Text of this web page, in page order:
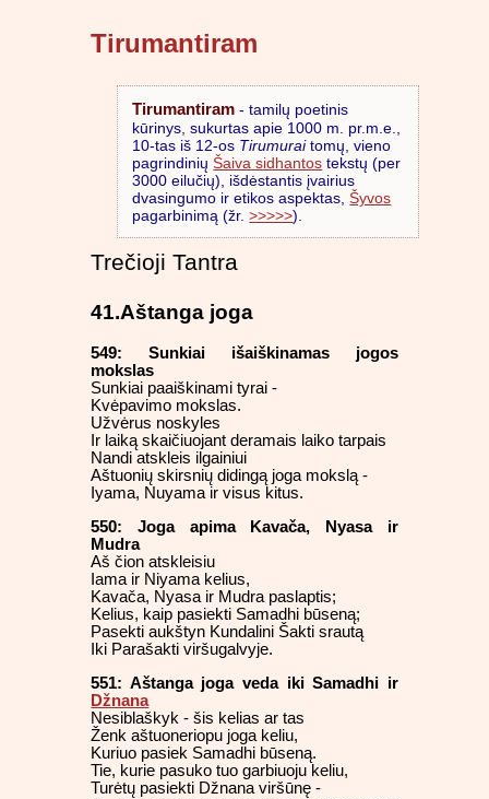
Tirumantiram
Tirumantiram - tamilų poetinis
kūrinys, sukurtas apie 1000 m. pr.m.e.,
10-tas iš 12-os Tirumuraitomų, vieno
pagrindiniųŠaiva sidhantos tekstų (per
3000 eilučių), išdėstantis įvairius
dvasingumo ir etikos aspektas,Šyvos
pagarbinimą (žr.>>>>>).
Trečioji Tantra
41.Aštanga joga
549: Sunkiai išaiškinamas jogos
mokslas
Sunkiai paaiškinami tyrai -
Kvėpavimo mokslas.
Užvėrus noskyles
Ir laiką skaičiuojant deramais laiko tarpais
Nandi atskleis ilgainiui
Aštuonių skirsnių didingą joga mokslą -
Iyama, Nuyama ir visus kitus.
550: Joga apima Kavača, Nyasa ir
Mudra
Aš čion atskleisiu
Iama ir Niyama kelius,
Kavača, Nyasa ir Mudra paslaptis;
Kelius, kaip pasiekti Samadhi būseną;
Pasekti aukštyn Kundalini Šakti srautą
Iki Parašakti viršugalvyje.
551: Aštanga joga veda iki Samadhi ir
Džnana
Nesiblaškyk - šis kelias ar tas
Ženk aštuoneriopu joga keliu,
Kuriuo pasiek Samadhi būseną.
Tie, kurie pasuko tuo garbiuoju keliu,
Turėtų pasiekti Džnana viršūnę -